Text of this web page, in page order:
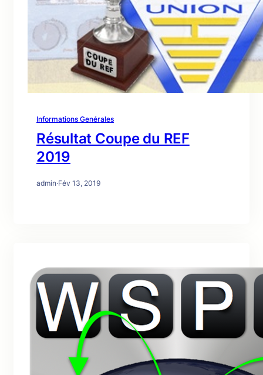
Informations Genérales
Résultat Coupe du REF
2019
admin·Fév 13, 2019